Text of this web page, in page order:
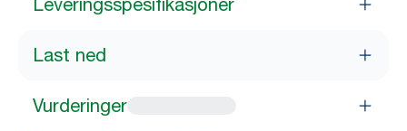
Leveringsspesifikasjoner
Last ned
Vurderinger